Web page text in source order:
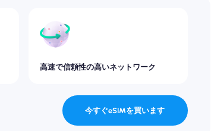
高速で信頼性の高いネットワーク
今すぐeSIMを買います